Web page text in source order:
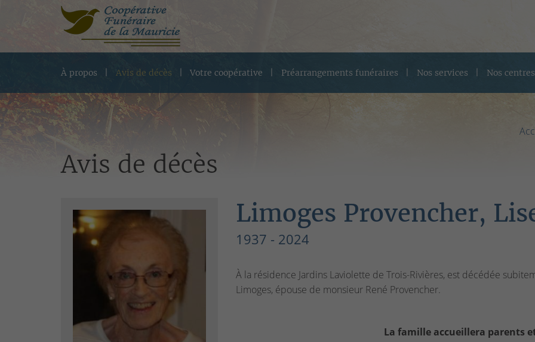
À propos Avis de décès Votre coopérative Préarrangements funéraires Nos services Nos
Avis de décès
Limoges Provencher,
1937 - 2024
À la résidence Jardins Laviolette de Trois-Rivières, est décédée
Limoges, épouse de monsieur René Provencher.
La famille accueillera parents